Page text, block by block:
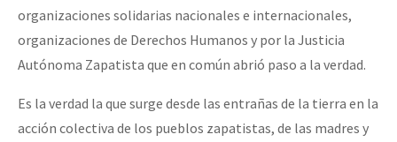
organizaciones solidarias nacionales e internacionales,
organizaciones de Derechos Humanos y por la Justicia
Autónoma Zapatista que en común abrió paso a la verdad.
Es la verdad la que surge desde las entrañas de la tierra en la
acción colectiva de los pueblos zapatistas, de las madres y